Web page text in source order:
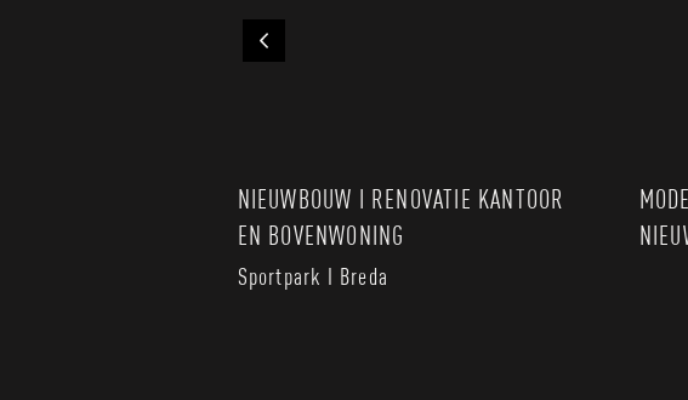
NIEUWBOUW I RENOVATIE KANTOOR
EN BOVENWONING
Sportpark I Breda
Previous